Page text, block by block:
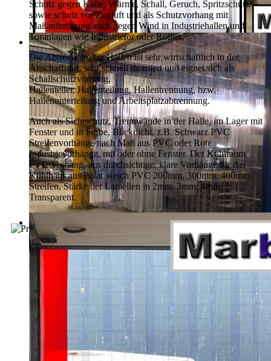
Schutz gegen Kälte, Wärme, Schall, Geruch, Spritzschutz
sowie schutz vor Zugluft und als Schutzvorhang mit
Maßanfertigung auch gegen Wind in Industriehallen und
Toranlagen wie Industrietor oder Rolltor.
Die Abtrennung für Hallen ist sehr wirtschaftlich in der
Anschaffung, sehr schnell montiert und eignet sich als
Schallschutzvorhang,
Hallenteiler, Hallenteilung, Hallentrennung, bzw.
Hallenunterteilung und Arbeitsplatzabtrennung.
Auch als Sichtschutz, Trennwände in der Halle, im Lager mit
Fenster und in Farbe, Blickdicht, z.B. Schwarz PVC
Streifenvorhänge nach Maß aus PVC oder Rote
Industrievorhänge, mit oder ohne Fenster. Der Kühlraum
PVC Vorhang, aus durchsichtige, klare Vorhänge für das
Kühlhaus aus Polar weich PVC 200mm, 300mm, 400mm
Streifen, Stärke der Lamellen in 2mm, 3mm, 4mm,
Transparent.